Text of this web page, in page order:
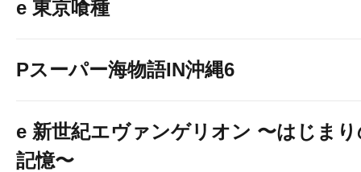
e 東京喰種
Pスーパー海物語IN沖縄6
e 新世紀エヴァンゲリオン 〜はじま
記憶〜